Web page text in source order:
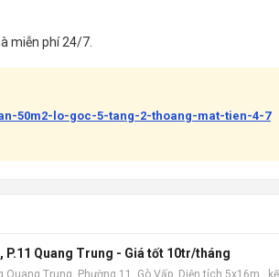
miễn phí 24/7.
50m2-lo-goc-5-tang-2-thoang-mat-tien-4-7
P.11 Quang Trung - Giá tốt 10tr/tháng